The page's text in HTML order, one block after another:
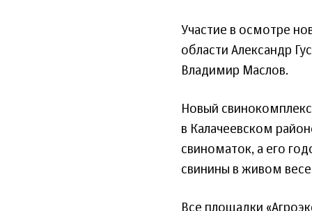
Участие в осмотре
области Александр
Владимир Маслов.
Новый
в Калачеевском
свиноматок, а его
свинины в живом
Все площадки